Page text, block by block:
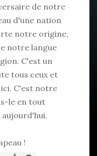
de notre
d'une nation
notre origine,
notre langue
C'est un
tous ceux et
ici. C'est notre
le en tout
!